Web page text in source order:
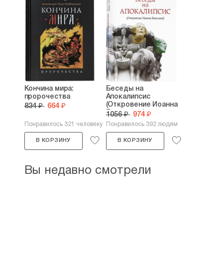
Кончина мира:
пророчества
834 ₽ 664 ₽
Понравилось 321 человеку
В КОРЗИНУ
Беседы на
Апокалипсис
(Откровение Иоанна
Богослова)
1056 ₽ 974 ₽
Понравилось 392 людям
В КОРЗИНУ
Вы недавно смотрели